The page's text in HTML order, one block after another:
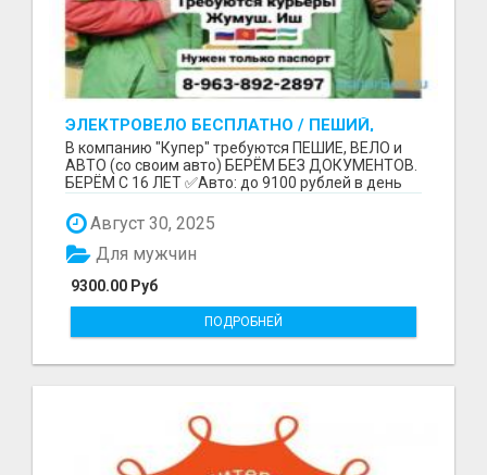
ЭЛЕКТРОВЕЛО БЕСПЛАТНО / ПЕШИЙ,
ВЕЛО, АВТО / БЕРЕМ БЕЗ ДОКУМЕНТОВ /
ЛЮБОЙ РАЙОН / С 16 ЛЕТ
В компанию "Купер" требуются ПЕШИЕ, ВЕЛО и
АВТО (со своим авто) БЕРЁМ БЕЗ ДОКУМЕНТОВ.
БЕРЁМ С 16 ЛЕТ ✅Авто: до 9100 рублей в день
Август 30, 2025
9300.00 Руб
Для мужчин
ПОДРОБНЕЙ